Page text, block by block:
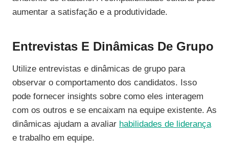
aumentar a satisfação e a produtividade.
Entrevistas E Dinâmicas De Grupo
Utilize entrevistas e dinâmicas de grupo para
observar o comportamento dos candidatos. Isso
pode fornecer insights sobre como eles interagem
com os outros e se encaixam na equipe existente. As
dinâmicas ajudam a avaliar habilidades de liderança
e trabalho em equipe.